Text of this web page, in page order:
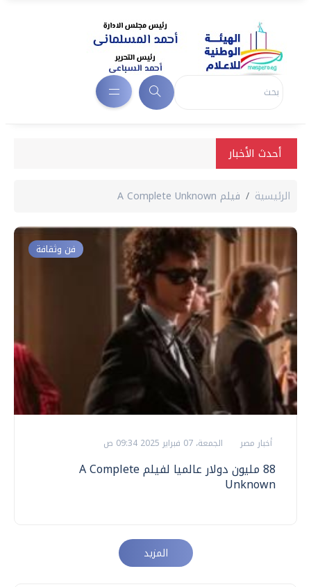
أحدث الأخبار
الرئيسية فيلم A Complete Unknown
فن وثقافة
أخبار مصر الجمعة، 07 فبراير 2025 09:34 ص
88 مليون دولار عالميا لفيلم A Complete
Unknown
المزيد